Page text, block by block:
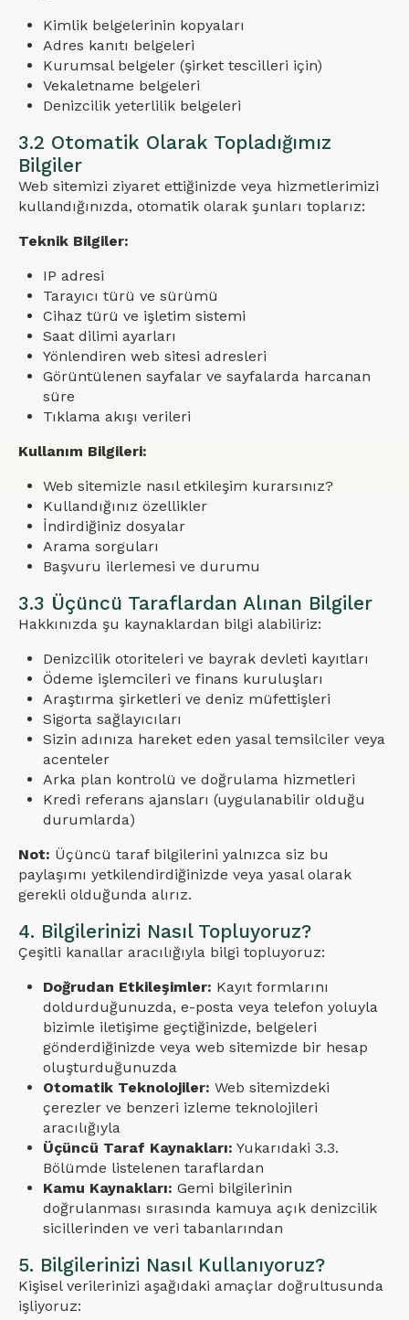
Kimlik belgelerinin kopyaları
Adres kanıtı belgeleri
Kurumsal belgeler (şirket tescilleri için)
Vekaletname belgeleri
Denizcilik yeterlilik belgeleri
3.2 Otomatik Olarak Topladığımız
Bilgiler
Web sitemizi ziyaret ettiğinizde veya hizmetlerimizi
kullandığınızda, otomatik olarak şunları toplarız:
Teknik Bilgiler:
IP adresi
Tarayıcı türü ve sürümü
Cihaz türü ve işletim sistemi
Saat dilimi ayarları
Yönlendiren web sitesi adresleri
Görüntülenen sayfalar ve sayfalarda harcanan
süre
Tıklama akışı verileri
Kullanım Bilgileri:
Web sitemizle nasıl etkileşim kurarsınız?
Kullandığınız özellikler
İndirdiğiniz dosyalar
Arama sorguları
Başvuru ilerlemesi ve durumu
3.3 Üçüncü Taraflardan Alınan Bilgiler
Hakkınızda şu kaynaklardan bilgi alabiliriz:
Denizcilik otoriteleri ve bayrak devleti kayıtları
Ödeme işlemcileri ve finans kuruluşları
Araştırma şirketleri ve deniz müfettişleri
Sigorta sağlayıcıları
Sizin adınıza hareket eden yasal temsilciler veya
acenteler
Arka plan kontrolü ve doğrulama hizmetleri
Kredi referans ajansları (uygulanabilir olduğu
durumlarda)
Not: Üçüncü taraf bilgilerini yalnızca siz bu
paylaşımı yetkilendirdiğinizde veya yasal olarak
gerekli olduğunda alırız.
4. Bilgilerinizi Nasıl Topluyoruz?
Çeşitli kanallar aracılığıyla bilgi topluyoruz:
Doğrudan Etkileşimler: Kayıt formlarını
doldurduğunuzda, e-posta veya telefon yoluyla
bizimle iletişime geçtiğinizde, belgeleri
gönderdiğinizde veya web sitemizde bir hesap
oluşturduğunuzda
Otomatik Teknolojiler: Web sitemizdeki
çerezler ve benzeri izleme teknolojileri
aracılığıyla
Üçüncü Taraf Kaynakları: Yukarıdaki 3.3.
Bölümde listelenen taraflardan
Kamu Kaynakları: Gemi bilgilerinin
doğrulanması sırasında kamuya açık denizcilik
sicillerinden ve veri tabanlarından
5. Bilgilerinizi Nasıl Kullanıyoruz?
Kişisel verilerinizi aşağıdaki amaçlar doğrultusunda
işliyoruz: